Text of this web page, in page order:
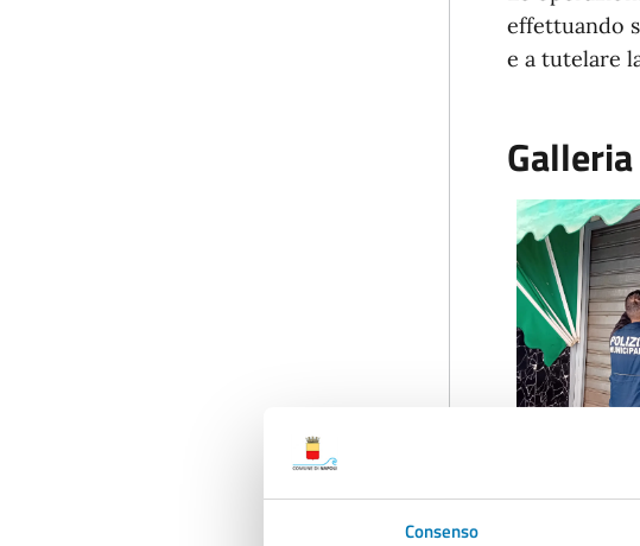
Consenso
effettuando
e a tutelare